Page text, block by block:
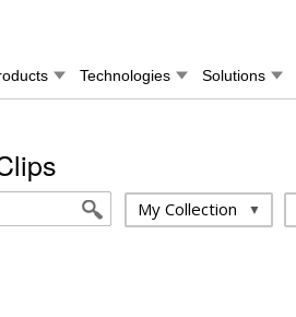
Technologies Solutions
My Collection